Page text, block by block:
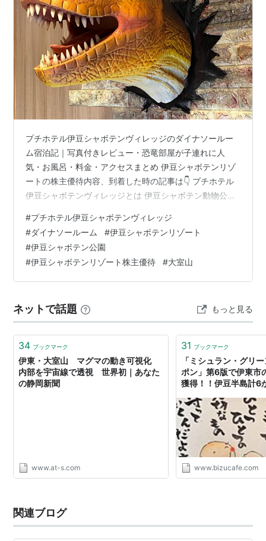
プチホテル伊豆シャボテンヴィレッジのダイナソールー
ム宿泊記｜写真付きレビュー・恐竜部屋が子連れに人
気・お風呂・料金・アクセスまとめ 伊豆シャボテンリゾ
ートの株主優待内容、到着した時の記事は👇 プチホテル
伊豆シャボテンヴィレッジとは 伊豆シャボテン動物公園
ング施設 受付はシンプル キッズスペース ダイナソール
ームとは コンセプトルームの一例： 予約したのは一番人
気の「ダイナソールーム」 ダイナソールーム入口 リビン
グルームは恐竜がお出迎え ベッドルームでも恐竜がお出
迎え トイレの中でも恐竜がお出迎え テラス 貸切家族風
#プチホテル伊豆シャボテンヴィレッジ
#ダイナソールーム #伊豆シャボテンリゾート
#伊豆シャボテン公園
#伊豆シャボテンリゾート株主優待 #大室山
ネットで話題 もっと見る
34 ブックマーク
伊東・大室山 マグマの動き可視化
内部を宇宙線で透視 世界初｜あなた
の静岡新聞
www.at-s.com
31 ブックマーク
「ミシュラン・グリ
ポン」第6版で伊東市
獲得！！伊豆半島計6
www.bizucafe.com
関連ブログ